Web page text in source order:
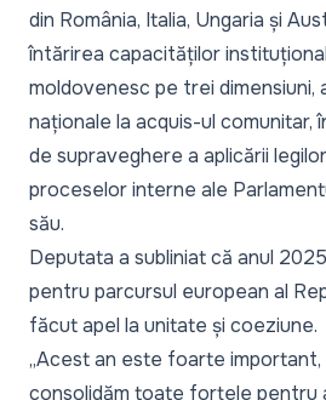
din România, Italia, Ungaria și
întărirea capacităților
moldovenesc pe trei dimensiuni,
naționale la acquis-ul comunitar,
de supraveghere a aplicării
proceselor interne ale
său.
Deputata a subliniat că anul
pentru parcursul european al
făcut apel la unitate și coeziune.
„Acest an este foarte
consolidăm toate forțele pentru